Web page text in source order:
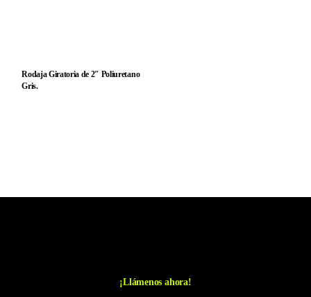
Rodaja Giratoria de 2″ Poliuretano
Gris.
¡Llámenos ahora!